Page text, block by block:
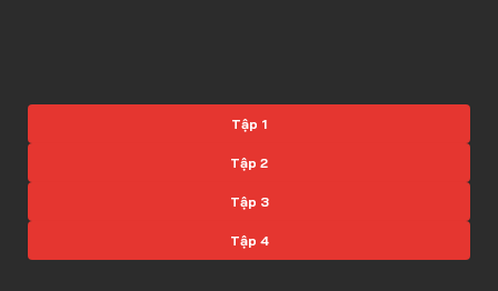
Tập 1
Tập 2
Tập 3
Tập 4